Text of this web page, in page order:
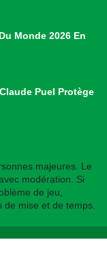
Monde 2026 En
Puel Protège
majeures. Le
modération. Si
de jeu,
mise et de temps.